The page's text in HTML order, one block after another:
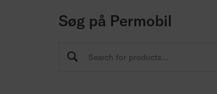
Søg på Permobil